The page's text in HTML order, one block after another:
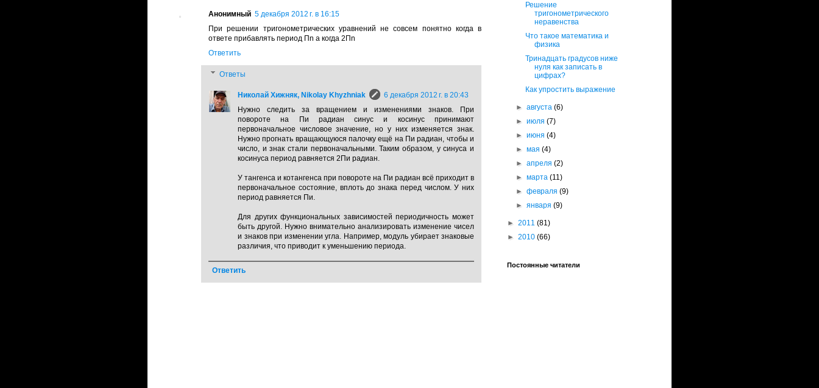
Анонимный 5 декабря 2012 г. в 16:15
При решении тригонометрических уравнений не совсем понятно когда в
ответе прибавлять период Пn а когда 2Пn
Ответить
Ответы
Николай Хижняк, Nikolay Khyzhniak
6 декабря 2012 г. в 20:43
Нужно следить за вращением и изменениями знаков. При
повороте на Пи радиан синус и косинус принимают
первоначальное числовое значение, но у них изменяется знак.
Нужно прогнать вращающуюся палочку ещё на Пи радиан, чтобы и
число, и знак стали первоначальными. Таким образом, у синуса и
косинуса период равняется 2Пи радиан.
У тангенса и котангенса при повороте на Пи радиан всё приходит в
первоначальное состояние, вплоть до знака перед числом. У них
период равняется Пи.
Для других функциональных зависимостей периодичность может
быть другой. Нужно внимательно анализировать изменение чисел
и знаков при изменении угла. Например, модуль убирает знаковые
различия, что приводит к уменьшению периода.
Ответить
Решение
тригонометрического
неравенства
Что такое математика и
физика
Тринадцать градусов ниже
нуля как записать в
цифрах?
Как упростить выражение
►августа(6)
►июля(7)
►июня(4)
►мая(4)
►апреля(2)
►марта(11)
►февраля(9)
►января(9)
► 2011 (81)
► 2010 (66)
Постоянные читатели